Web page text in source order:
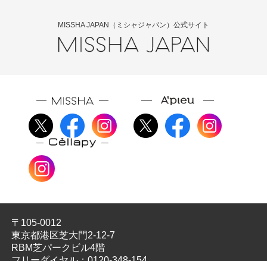
MISSHA JAPAN（ミシャジャパン）公式サイト
〒105-0012
東京都港区芝大門2-12-7
RBM芝パークビル4階